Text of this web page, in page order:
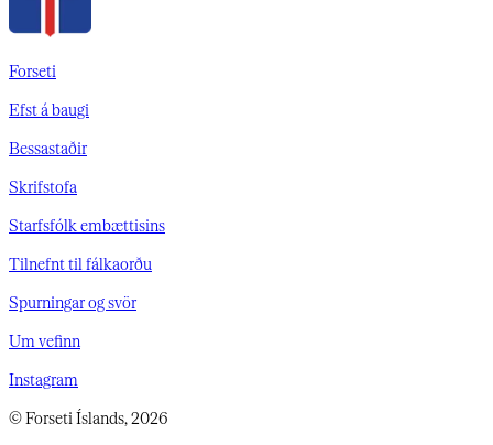
Forseti
Efst á baugi
Bessastaðir
Skrifstofa
Starfsfólk embættisins
Tilnefnt til fálkaorðu
Spurningar og svör
Um vefinn
Instagram
© Forseti Íslands, 2026